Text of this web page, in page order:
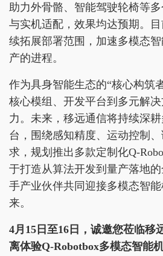
助力外骨骼、智能驾驶轮椅等
与实机适配，效果均达预期。目
续拓展部署范围，加速多模态
产的进程。
作为具身智能生态的“核心构筑
核心模组、开发平台到多元解
力。未来，移远通信将持续深
台，围绕感知精度、运动控制
求，规划推出多款定制化Q-
于打造从算法开发到量产落地
手产业伙伴共同迎接多模态智
来。
4月15日至16日，诚邀您莅临移
离体验Q-Robotbox多模态智能